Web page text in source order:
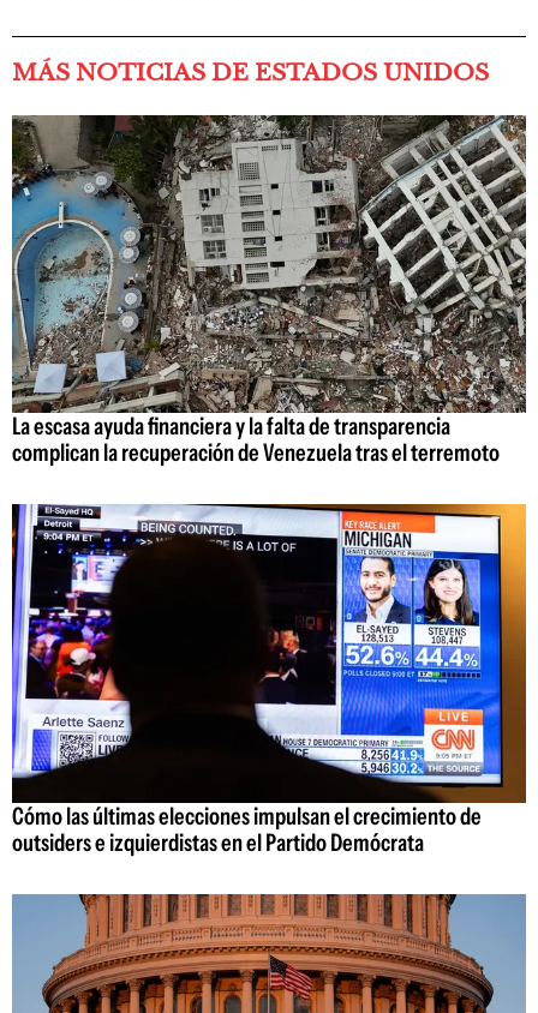
MÁS NOTICIAS DE ESTADOS UNIDOS
La escasa ayuda financiera y la falta de transparencia
complican la recuperación de Venezuela tras el terremoto
Cómo las últimas elecciones impulsan el crecimiento de
outsiders e izquierdistas en el Partido Demócrata